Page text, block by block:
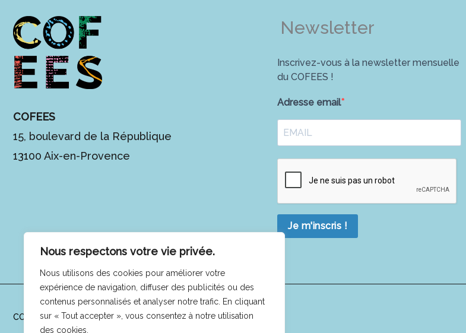
Nous respectons votre vie privée.
Nous utilisons des cookies pour améliorer votre
expérience de navigation, diffuser des publicités ou des
contenus personnalisés et analyser notre trafic. En cliquant
sur « Tout accepter », vous consentez à notre utilisation
des cookies.
COFEES
15, boulevard de la République
13100 Aix-en-Provence
Newsletter
Inscrivez-vous à la newsletter mensuelle
du COFEES !
Adresse email
Je m'inscris !
COFEES © 2025 -Mentions légales|Politique de confidentialité